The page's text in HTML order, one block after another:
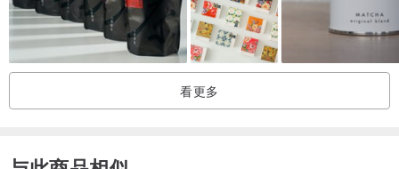
看更多